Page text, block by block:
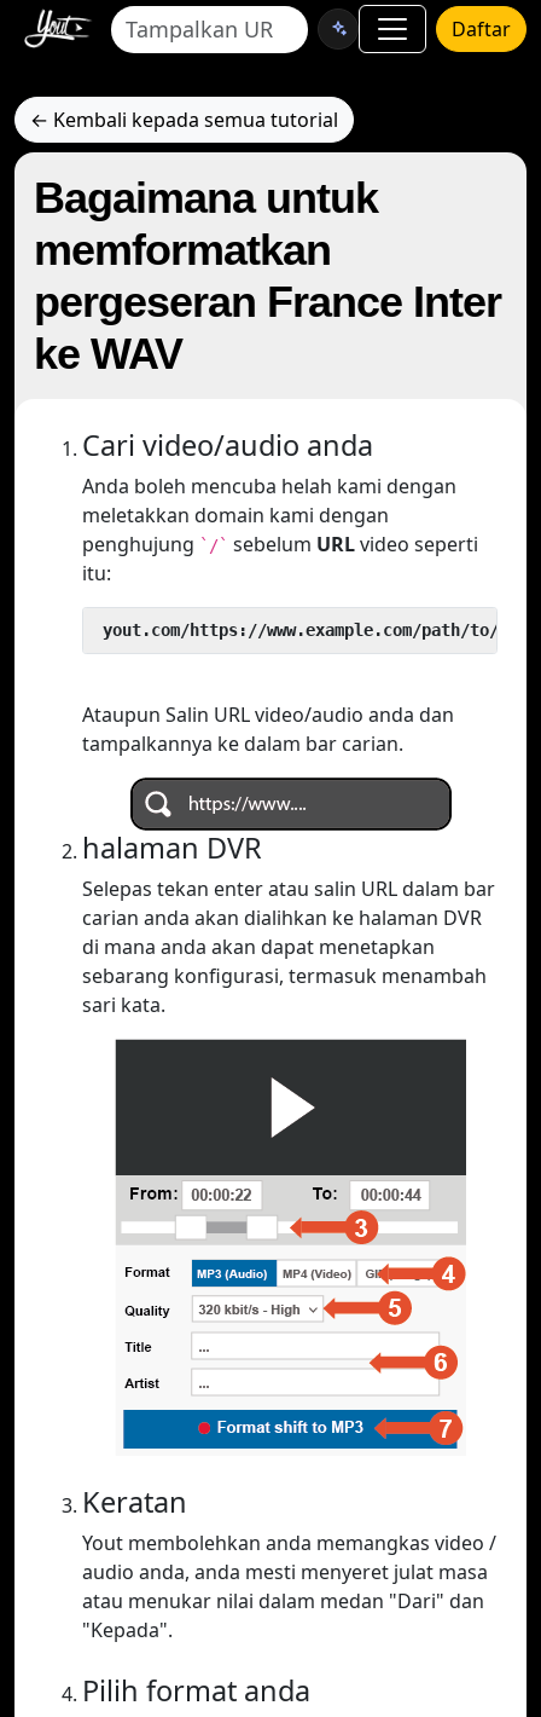
Daftar
← Kembali kepada semua tutorial
Bagaimana untuk
memformatkan
pergeseran France Inter
ke WAV
Cari video/audio anda
Anda boleh mencuba helah kami dengan
meletakkan domain kami dengan
penghujung `/` sebelum URLvideo seperti
itu:
yout.com/https://www.example.com/path/to/
Ataupun Salin URL video/audio anda dan
tampalkannya ke dalam bar carian.
halaman DVR
Selepas tekan enter atau salin URL dalam bar
carian anda akan dialihkan ke halaman DVR
di mana anda akan dapat menetapkan
sebarang konfigurasi, termasuk menambah
sari kata.
Keratan
Yout membolehkan anda memangkas video /
audio anda, anda mesti menyeret julat masa
atau menukar nilai dalam medan "Dari" dan
"Kepada".
Pilih format anda